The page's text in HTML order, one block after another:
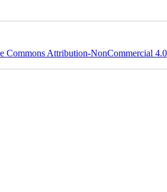
Commons Attribution-NonCommercial